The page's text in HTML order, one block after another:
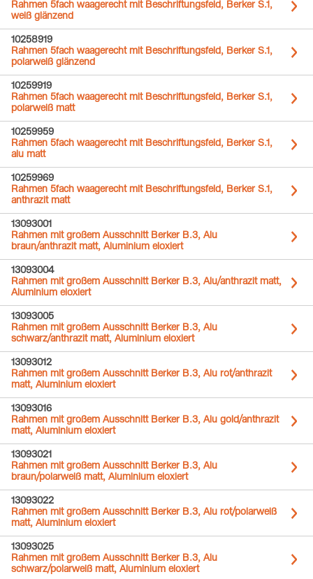
Rahmen 5fach waagerecht mit Beschriftungsfeld, Berker S.1,
weiß glänzend
10258919
Rahmen 5fach waagerecht mit Beschriftungsfeld, Berker S.1,
polarweiß glänzend
10259919
Rahmen 5fach waagerecht mit Beschriftungsfeld, Berker S.1,
polarweiß matt
10259959
Rahmen 5fach waagerecht mit Beschriftungsfeld, Berker S.1,
alu matt
10259969
Rahmen 5fach waagerecht mit Beschriftungsfeld, Berker S.1,
anthrazit matt
13093001
Rahmen mit großem Ausschnitt Berker B.3, Alu
braun/anthrazit matt, Aluminium eloxiert
13093004
Rahmen mit großem Ausschnitt Berker B.3, Alu/anthrazit matt,
Aluminium eloxiert
13093005
Rahmen mit großem Ausschnitt Berker B.3, Alu
schwarz/anthrazit matt, Aluminium eloxiert
13093012
Rahmen mit großem Ausschnitt Berker B.3, Alu rot/anthrazit
matt, Aluminium eloxiert
13093016
Rahmen mit großem Ausschnitt Berker B.3, Alu gold/anthrazit
matt, Aluminium eloxiert
13093021
Rahmen mit großem Ausschnitt Berker B.3, Alu
braun/polarweiß matt, Aluminium eloxiert
13093022
Rahmen mit großem Ausschnitt Berker B.3, Alu rot/polarweiß
matt, Aluminium eloxiert
13093025
Rahmen mit großem Ausschnitt Berker B.3, Alu
schwarz/polarweiß matt, Aluminium eloxiert